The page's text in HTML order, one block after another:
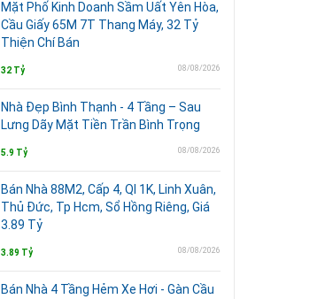
Mặt Phố Kinh Doanh Sầm Uất Yên Hòa,
Cầu Giấy 65M 7T Thang Máy, 32 Tỷ
Thiện Chí Bán
32 Tỷ 08/08/2026
Nhà Đẹp Bình Thạnh - 4 Tầng – Sau
Lưng Dãy Mặt Tiền Trần Bình Trọng
5.9 Tỷ 08/08/2026
Bán Nhà 88M2, Cấp 4, Ql 1K, Linh Xuân,
Thủ Đức, Tp Hcm, Sổ Hồng Riêng, Giá
3.89 Tỷ
3.89 Tỷ 08/08/2026
Bán Nhà 4 Tầng Hẻm Xe Hơi - Gàn Cầu